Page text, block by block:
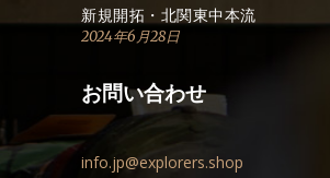
新規開拓・北関東中本流
2024年6月28日
お問い合わせ
info.jp@explorers.shop